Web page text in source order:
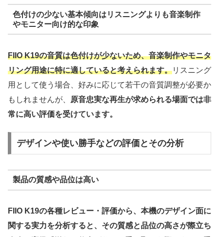
色付けの少ない基本傾向はリスニングよりも音楽制作
やモニター向け的な印象
FIIO K19の音質は色付けが少ないため、音楽制作やモニタ
リング用途に特に適していると考えられます。リスニング
用として使う場合、好みに応じて若干の音質調整が必要か
もしれませんが、
原音忠実な再生が求められる場面では非
常に高い評価を受けています。
デザインや使い勝手などの評価とその分析
製品の質感や品位は高い
FIIO K19の各種レビュー・評価から、本機のデザイン面に
関する実力を分析すると、その質感と品位の高さが際立ち